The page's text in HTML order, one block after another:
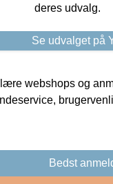
deres udvalg.
Se udvalget på
webshops og
Bedst